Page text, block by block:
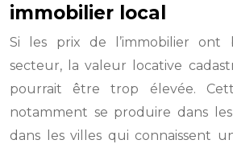
immobilier local
Si les prix de l’immobilier ont
secteur, la valeur locative
pourrait être trop élevée.
notamment se produire dans
dans les villes qui connaissent